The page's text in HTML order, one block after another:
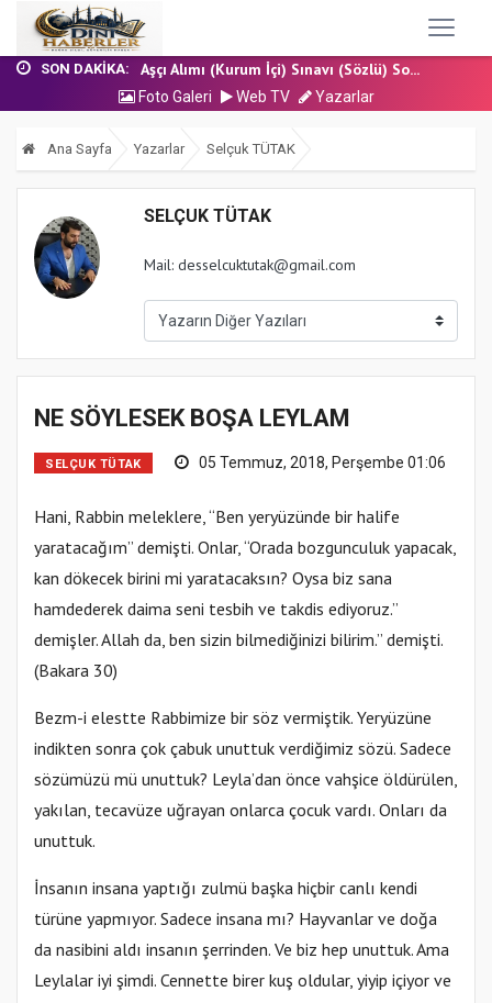
SON DAKIKA:
17 Temmuz 2026 - Cuma Hutbesi
Nakil Talebinde Bulunacak Kadrolu Kur’an...
Aşçı Alımı (Kurum İçi) Sınavı (Sözlü) So...
31 Temmuz 2026 - Cuma Hutbesi
17 Temmuz 2026 - Cuma Hutbesi
Nakil Talebinde Bulunacak Kadrolu Kur’an...
Foto Galeri Web TV Yazarlar
Ana Sayfa Yazarlar Selçuk TÜTAK
SELÇUK TÜTAK
Mail: desselcuktutak@gmail.com
NE SÖYLESEK BOŞA LEYLAM
SELÇUK TÜTAK 05 Temmuz, 2018, Perşembe 01:06
Hani, Rabbin meleklere, ‘‘Ben yeryüzünde bir halife
yaratacağım’’ demişti. Onlar, ‘‘Orada bozgunculuk yapacak,
kan dökecek birini mi yaratacaksın? Oysa biz sana
hamdederek daima seni tesbih ve takdis ediyoruz.’’
demişler. Allah da, ben sizin bilmediğinizi bilirim.’’ demişti.
(Bakara 30)
Bezm-i elestte Rabbimize bir söz vermiştik. Yeryüzüne
indikten sonra çok çabuk unuttuk verdiğimiz sözü. Sadece
sözümüzü mü unuttuk? Leyla’dan önce vahşice öldürülen,
yakılan, tecavüze uğrayan onlarca çocuk vardı. Onları da
unuttuk.
İnsanın insana yaptığı zulmü başka hiçbir canlı kendi
türüne yapmıyor. Sadece insana mı? Hayvanlar ve doğa
da nasibini aldı insanın şerrinden. Ve biz hep unuttuk. Ama
Leylalar iyi şimdi. Cennette birer kuş oldular, yiyip içiyor ve